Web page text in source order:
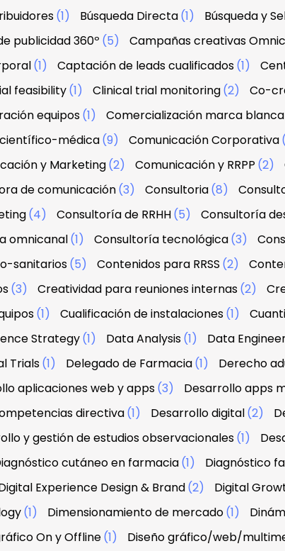
(1) Búsqueda Directa(1) Búsqueda y
publicidad 360º (5) Campañas creativas
(1) Captación de leads cualificados(1)
feasibility(1) Clinical trial monitoring(2) Co-
equipos(1) Comercialización marca blanca
médica(9) Comunicación Corporativa
y Marketing(2) Comunicación y RRPP (2)
de comunicación(3) Consultoria(8)
(4) Consultoría de RRHH(5) Consultoría
omnicanal(1) Consultoría tecnológica(3)
sanitarios(5) Contenidos para RRSS (2)
(3) Creatividad para reuniones internas(2)
(1) Cualificación de instalaciones(1)
Strategy(1) Data Analysis(1) Data
Trials(1) Delegado de Farmacia(1) Derecho
aplicaciones web y apps(3) Desarrollo apps
directiva(1) Desarrollo digital(2)
y gestión de estudios observacionales(1)
cutáneo en farmacia(1) Diagnóstico
Experience Design & Brand(2) Digital
(1) Dimensionamiento de mercado(1)
On y Offline(1) Diseño gráfico/web/